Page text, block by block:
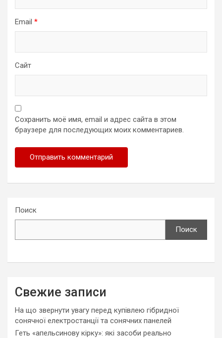
Email *
Сайт
Сохранить моё имя, email и адрес сайта в этом
браузере для последующих моих комментариев.
Поиск
Поиск
Свежие записи
На що звернути увагу перед купівлею гібридної
сонячної електростанції та сонячних панелей
Геть «апельсинову кірку»: які засоби реально